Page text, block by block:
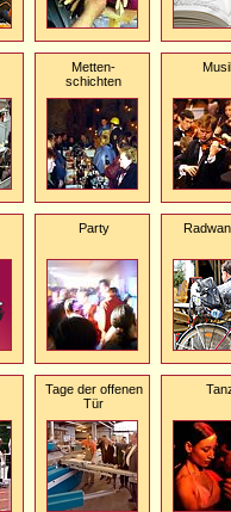
Metten-
schichten
Party
Tage der offenen
Tür